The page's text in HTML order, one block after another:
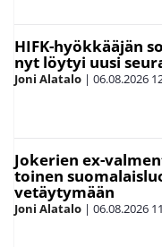
HIFK-hyökkääjän
nyt löytyi uusi
Joni Alatalo | 06.08.2026
Jokerien ex-
toinen
vetäytymään
Joni Alatalo | 06.08.2026